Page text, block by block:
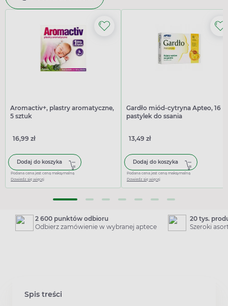
Aromactiv+, plastry aromatyczne,
5 sztuk
16,99 zł
Dodaj do koszyka
Podana cena jest ceną maksymalną
Dowiedz się więcej
Gardło miód-cytryna Apteo, 16
pastylek do ssania
13,49 zł
Dodaj do koszyka
Podana cena jest ceną maksymalną
Dowiedz się więcej
2 600 punktów odbioru
Odbierz zamówienie w wybranej aptece
20 tys.
Szeroki
Spis treści